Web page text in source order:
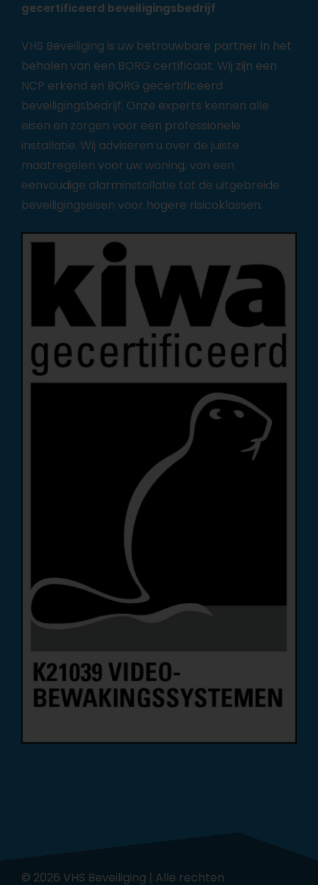
gecertificeerd beveiligingsbedrijf
VHS Beveiliging is uw betrouwbare partner in het
behalen van een BORG certificaat. Wij zijn een
NCP erkend en BORG gecertificeerd
beveiligingsbedrijf. Onze experts kennen alle
eisen en zorgen voor een professionele
installatie. Wij adviseren u over de juiste
maatregelen voor uw woning, van een
eenvoudige alarminstallatie tot de uitgebreide
beveiligingseisen voor hogere risicoklassen.
© 2026 VHS Beveiliging | Alle rechten